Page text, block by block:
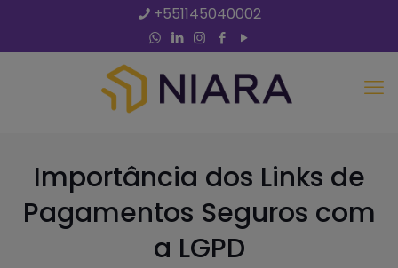
+551145040002
Importância dos Links de
Pagamentos Seguros com
a LGPD